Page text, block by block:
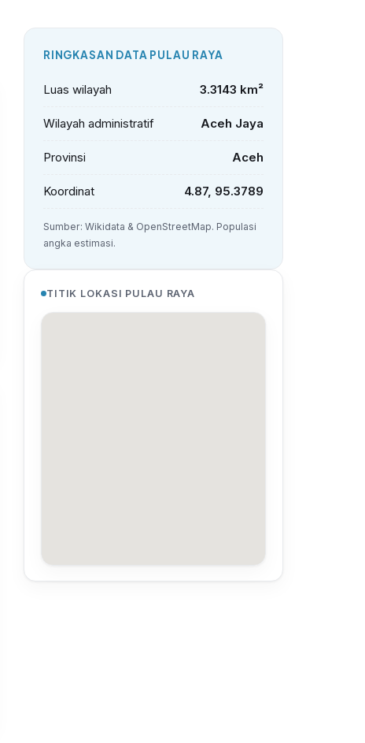
RINGKASAN DATA PULAU RAYA
Luas wilayah 3.3143 km²
Wilayah administratif Aceh Jaya
Provinsi Aceh
Koordinat 4.87, 95.3789
Sumber: Wikidata & OpenStreetMap. Populasi
angka estimasi.
TITIK LOKASI PULAU RAYA